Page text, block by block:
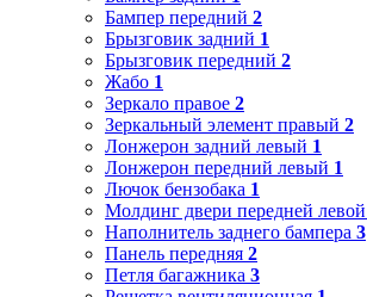
Бампер передний 2
Брызговик задний 1
Брызговик передний 2
Жабо 1
Зеркало правое 2
Зеркальный элемент правый 2
Лонжерон задний левый 1
Лонжерон передний левый 1
Лючок бензобака 1
Молдинг двери передней левой
Наполнитель заднего бампера 3
Панель передняя 2
Петля багажника 3